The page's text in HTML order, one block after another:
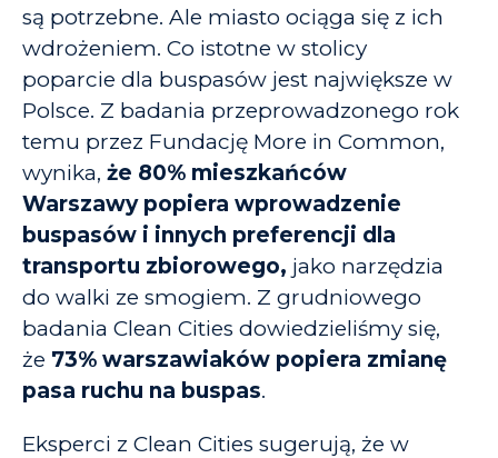
są potrzebne. Ale miasto ociąga się z ich
wdrożeniem. Co istotne w stolicy
poparcie dla buspasów jest największe w
Polsce. Z badania przeprowadzonego rok
temu przez Fundację More in Common,
wynika, że 80% mieszkańców
Warszawy popiera wprowadzenie
buspasów i innych preferencji dla
transportu zbiorowego, jako narzędzia
do walki ze smogiem. Z grudniowego
badania Clean Cities dowiedzieliśmy się,
że 73% warszawiaków popiera zmianę
pasa ruchu na buspas.
Eksperci z Clean Cities sugerują, że w